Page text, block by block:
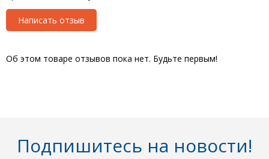
Написать отзыв
Об этом товаре отзывов пока нет. Будьте первым!
Подпишитесь на новости!